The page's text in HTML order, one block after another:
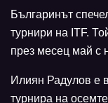
Българинът
турнири на ITF.
през месец май с
Илиян Радулов е
турнира на